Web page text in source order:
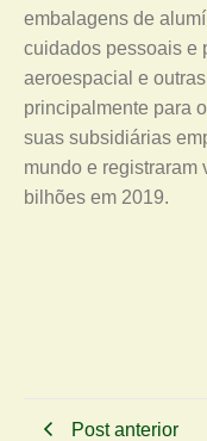
embalagens de
cuidados pessoais e
aeroespacial e
principalmente para
suas subsidiárias
mundo e registraram
bilhões em 2019.
Post anterior